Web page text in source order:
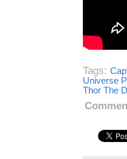
Tags:
Universe
Thor The